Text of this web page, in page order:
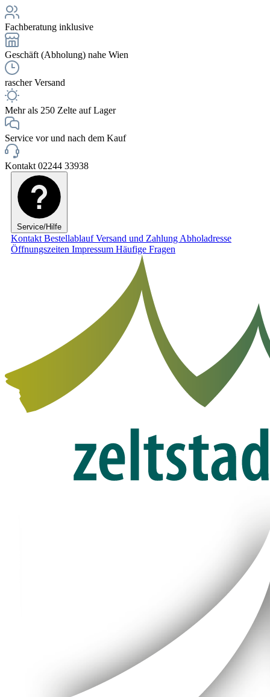
Fachberatung inklusive
Geschäft (Abholung) nahe Wien
rascher Versand
Mehr als 250 Zelte auf Lager
Service vor und nach dem Kauf
Kontakt 02244 33938
Service/Hilfe
Kontakt BestellablaufVersand und Zahlung Abholadresse
Öffnungszeiten Impressum Häufige Fragen